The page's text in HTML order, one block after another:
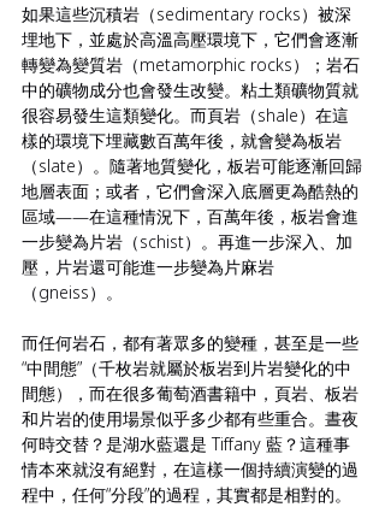
如果這些沉積岩（sedimentary rocks）被深
埋地下，並處於高溫高壓環境下，它們會逐漸
轉變為變質岩（metamorphic rocks）；岩石
中的礦物成分也會發生改變。粘土類礦物質就
很容易發生這類變化。而頁岩（shale）在這
樣的環境下埋藏數百萬年後，就會變為板岩
（slate）。隨著地質變化，板岩可能逐漸回歸
地層表面；或者，它們會深入底層更為酷熱的
區域——在這種情況下，百萬年後，板岩會進
一步變為片岩（schist）。再進一步深入、加
壓，片岩還可能進一步變為片麻岩
（gneiss）。
而任何岩石，都有著眾多的變種，甚至是一些
“中間態”（千枚岩就屬於板岩到片岩變化的中
間態），而在很多葡萄酒書籍中，頁岩、板岩
和片岩的使用場景似乎多少都有些重合。晝夜
何時交替？是湖水藍還是 Tiffany 藍？這種事
情本來就沒有絕對，在這樣一個持續演變的過
程中，任何“分段”的過程，其實都是相對的。